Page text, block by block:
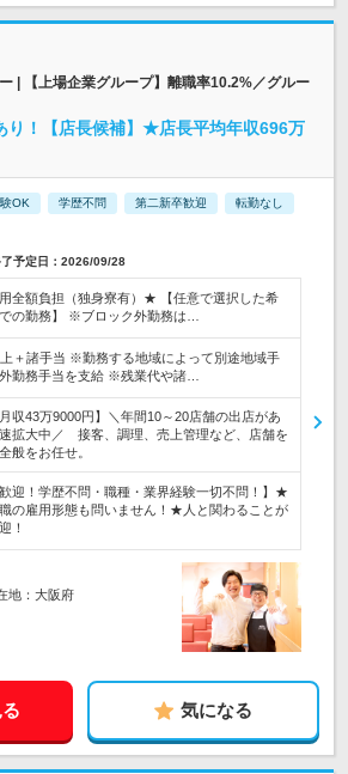
| 【上場企業グループ】離職率10.2%／グルー
り！【店長候補】★店長平均年収696万
OK 学歴不問 第二新卒歓迎 転勤なし
予定日：2026/09/28
全額負担（独身寮有）★ 【任意で選択した希
の勤務】 ※ブロック外勤務は…
＋諸手当 ※勤務する地域によって別途地域手
勤務手当を支給 ※残業代や諸…
月収43万9000円】＼年間10～20店舗の出店があ
拡大中／ 接客、調理、売上管理など、店舗を
般をお任せ。
歓迎！学歴不問・職種・業界経験一切不問！】★
の雇用形態も問いません！★人と関わることが
！
地：大阪府
気になる